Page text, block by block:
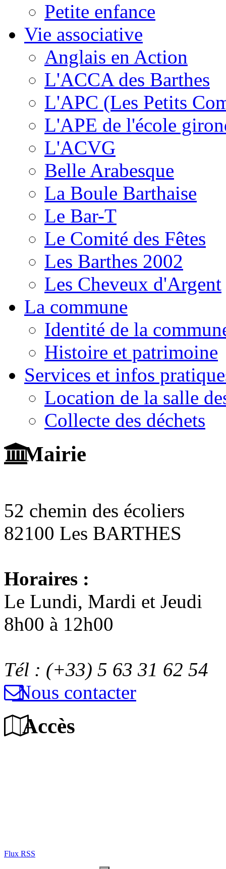
Petite enfance
Vie associative
Anglais en Action
L'ACCA des Barthes
L'APC (Les Petits
L'APE de l'école
L'ACVG
Belle Arabesque
La Boule Barthaise
Le Bar-T
Le Comité des Fêtes
Les Barthes 2002
Les Cheveux d'Argent
La commune
Identité de la
Histoire et patrimoine
Services et infos
Location de la salle
Collecte des déchets
Mairie
52 chemin des écoliers
82100 Les BARTHES
Horaires :
Le Lundi, Mardi et Jeudi
8h00 à 12h00
Tél : (+33) 5 63 31 62 54
Nous contacter
Accès
Flux RSS